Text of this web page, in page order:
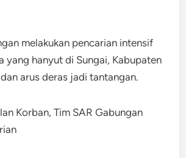
melakukan pencarian intensif
yang hanyut di Sungai, Kabupaten
arus deras jadi tantangan.